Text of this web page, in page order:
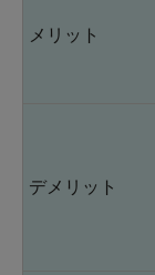
メリット
デメリット